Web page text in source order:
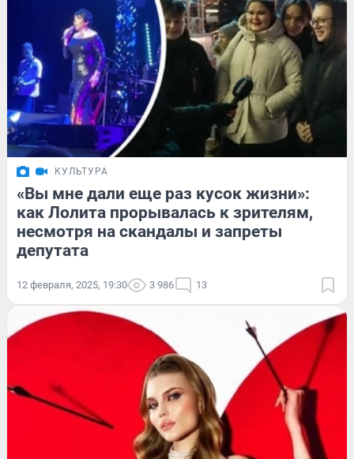
КУЛЬТУРА
«Вы мне дали еще раз кусок жизни»:
как Лолита прорывалась к зрителям,
несмотря на скандалы и запреты
депутата
12 февраля, 2025, 19:30 3 986 13